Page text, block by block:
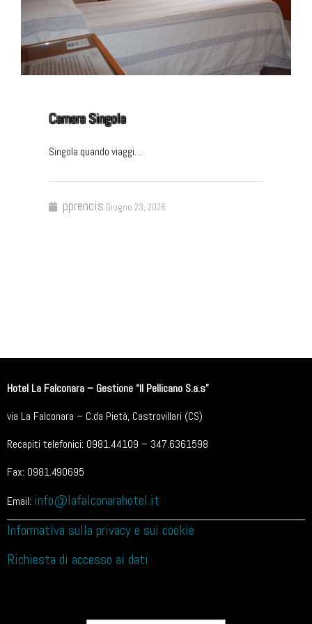
Camera Singola
Singola quando viaggi…
pprencis Giugno 23, 2026
Hotel La Falconara – Gestione “Il Pellicano S.a.s”
via La Falconara – C.da Pietà, Castrovillari (CS)
Recapiti telefonici: 0981.44109 – 347.6361598
Fax: 0981.490695
Email: info@lafalconarahotel.it
Informativa sulla privacy e sui cookie
Richiesta di accesso ai dati